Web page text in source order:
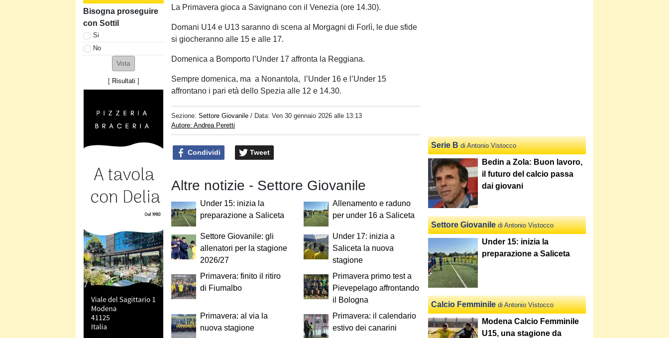
Bisogna proseguire
con Sottil
Si
No
[ Risultati ]
La Primavera gioca a Savignano con il Venezia (ore 14.30).
Domani U14 e U13 saranno di scena al Morgagni di Forlì, le due sfide
si giocheranno alle 15 e alle 17.
Domenica a Bomporto l’Under 17 affronta la Reggiana.
Sempre domenica, ma a Nonantola, l’Under 16 e l’Under 15
affrontano i pari età dello Spezia alle 12 e 14.30.
Sezione:Settore Giovanile / Data:Ven 30 gennaio 2026 alle 13:13
Autore: Andrea Peretti
Condividi Tweet
Altre notizie - Settore Giovanile
Under 15: inizia la
preparazione a Saliceta
Allenamento e raduno
per under 16 a Saliceta
Settore Giovanile: gli
allenatori per la stagione
2026/27
Under 17: inizia a
Saliceta la nuova
stagione
Primavera: finito il ritiro
di Fiumalbo
Primavera primo test a
Pievepelago affrontando
il Bologna
Primavera: al via la
nuova stagione
Primavera: il calendario
estivo dei canarini
Serie B di Antonio Vistocco
Bedin a Zola: Buon lavoro,
il futuro del calcio passa
dai giovani
Settore Giovanile di Antonio Vistocco
Under 15: inizia la
preparazione a Saliceta
Calcio Femminile di Antonio Vistocco
Modena Calcio Femminile
U15, una stagione da